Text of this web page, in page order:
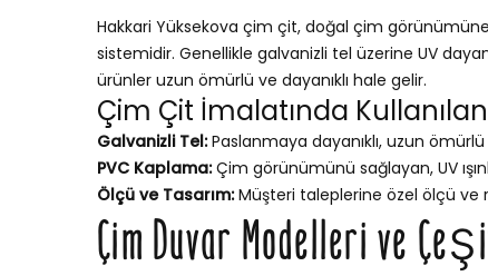
Hakkari Yüksekova çim çit, doğal çim
sistemidir. Genellikle galvanizli tel üzerine UV
ürünler uzun ömürlü ve dayanıklı hale gelir.
Çim Çit İmalatında
Galvanizli Tel:Paslanmaya dayanıklı, uzun
PVC Kaplama:Çim görünümünü sağlayan, UV
Ölçü ve Tasarım:Müşteri taleplerine özel ölçü ve
Çim Duvar Modelleri ve